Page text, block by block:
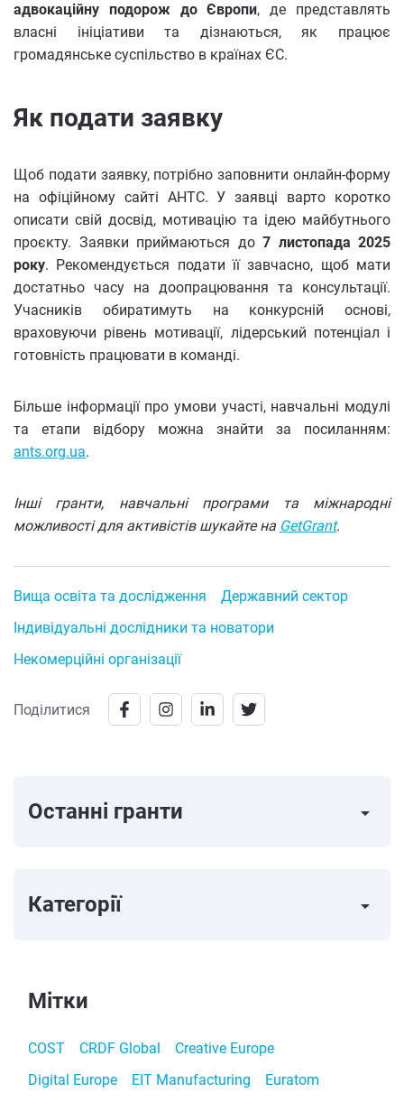
адвокаційну подорож до Європи, де представлять
власні ініціативи та дізнаються, як працює
громадянське суспільство в країнах ЄС.
Як подати заявку
Щоб подати заявку, потрібно заповнити онлайн-форму
на офіційному сайті АНТС. У заявці варто коротко
описати свій досвід, мотивацію та ідею майбутнього
проєкту. Заявки приймаються до 7 листопада 2025
року. Рекомендується подати її завчасно, щоб мати
достатньо часу на доопрацювання та консультації.
Учасників обиратимуть на конкурсній основі,
враховуючи рівень мотивації, лідерський потенціал і
готовність працювати в команді.
Більше інформації про умови участі, навчальні модулі
та етапи відбору можна знайти за посиланням:
ants.org.ua.
Інші гранти, навчальні програми та міжнародні
можливості для активістів шукайте на GetGrant.
Вища освіта та дослідження
Державний сектор
Індивідуальні дослідники та новатори
Некомерційні організації
Поділитися
Останні гранти arrow_right
Категорії arrow_right
Мітки
COST CRDF Global
Creative Europe
Digital Europe
EIT Manufacturing
Euratom